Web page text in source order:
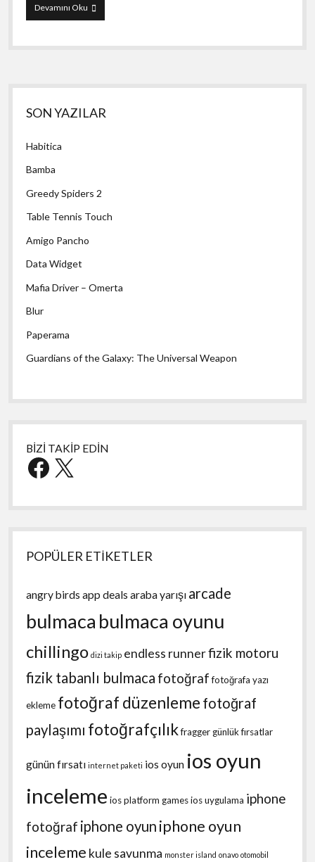
Devamını OkuCall
Screen
Yan
Menü
SON YAZILAR
Habitica
Bamba
Greedy Spiders 2
Table Tennis Touch
Amigo Pancho
Data Widget
Mafia Driver – Omerta
Blur
Paperama
Guardians of the Galaxy: The Universal Weapon
BİZİ TAKİP EDİN
Facebook
X
POPÜLER ETİKETLER
angry birds app deals araba yarışı arcade
bulmaca bulmaca oyunu
chillingo dizi takip endless runnerfizik motoru
fizik tabanlı bulmaca fotoğraf fotoğrafa yazı
ekleme fotoğraf düzenleme fotoğraf
paylaşımı fotoğrafçılıkfraggergünlük fırsatlar
günün fırsatı internet paketi ios oyun ios oyun
inceleme ios platform gamesios uygulama iphone
fotoğraf iphone oyun iphone oyun
inceleme kule savunma monster island onavo otomobil